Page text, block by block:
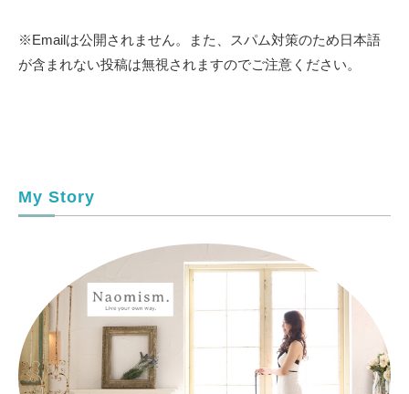
※Emailは公開されません。また、スパム対策のため日本語
が含まれない投稿は無視されますのでご注意ください。
My Story